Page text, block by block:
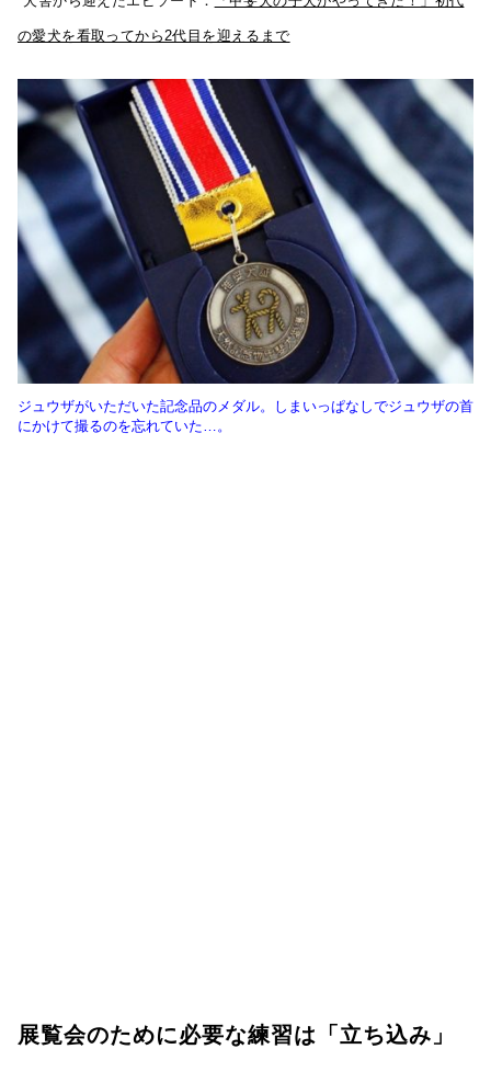
の愛犬を看取ってから2代目を迎えるまで
ジュウザがいただいた記念品のメダル。しまいっぱなしでジュウザの首
にかけて撮るのを忘れていた…。
展覧会のために必要な練習は「立ち込み」